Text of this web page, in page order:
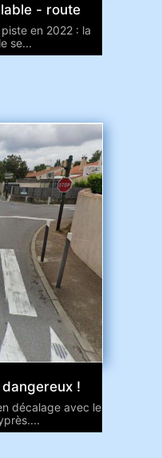
- route
en 2022 : la
se...
!
décalage avec le